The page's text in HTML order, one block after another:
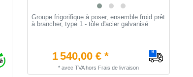
Groupe frigorifique à poser, ensemble froid prêt
à brancher, type 1 - tôle d'acier galvanisé
1 540,00 € *
* avec TVAhors Frais de livraison